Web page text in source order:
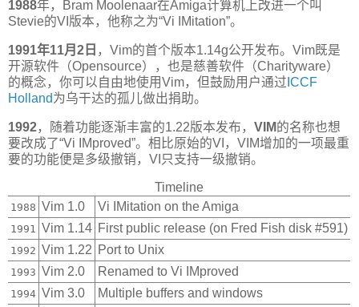
1988年，Bram Moolenaar在Amiga计算机上改进一个叫
Stevie的VI版本，他称之为“Vi IMitation”。
1991年11月2日 ，Vim的首个版本1.14g公开发布。Vim既是
开源软件（Opensource），也是慈善软件（Charityware）
的概念，你可以自由地使用Vim，但鼓励用户通过 ICCF
Holland为乌干达的孤儿做出捐助。
1992，随着功能逐渐丰富的1.22版本发布， VIM的名称也想
要改成了“Vi IMproved”。相比原始的VI，VIM增加的一项最重
要的功能便是多级撤销，VI只支持一级撤销。
Timeline
1988 Vim 1.0 Vi IMitation on the Amiga
1991 Vim 1.14 First public release (on Fred Fish disk #591)
1992 Vim 1.22 Port to Unix
1993 Vim 2.0 Renamed to Vi IMproved
1994 Vim 3.0 Multiple buffers and windows